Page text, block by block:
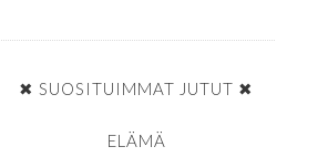
✖ SUOSITUIMMAT JUTUT ✖
ELÄMÄ